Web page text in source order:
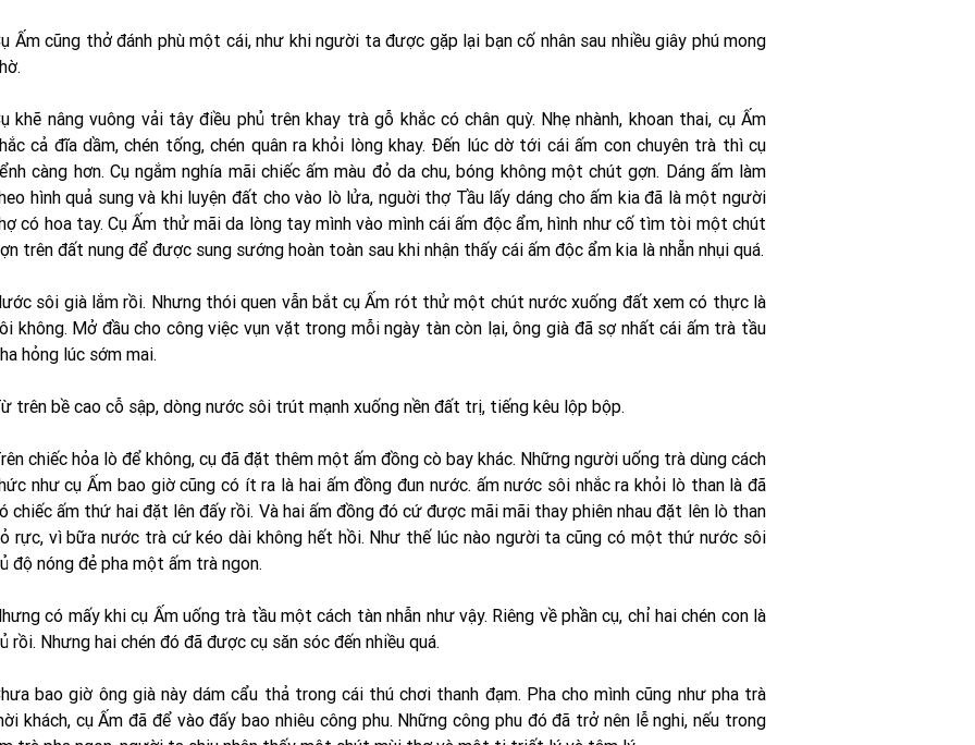
Ấm cũng thở đánh phù một cái, như khi người ta được gặp lại bạn cố nhân sau nhiều giây phú mong
khẽ nâng vuông vải tây điều phủ trên khay trà gỗ khắc có chân quỳ. Nhẹ nhành, khoan thai, cụ Ấm
cả đĩa dầm, chén tống, chén quân ra khỏi lòng khay. Ðến lúc dờ tới cái ấm con chuyên trà thì cụ
càng hơn. Cụ ngắm nghía mãi chiếc ấm màu đỏ da chu, bóng không một chút gợn. Dáng ấm làm
hình quả sung và khi luyện đất cho vào lò lửa, nguời thợ Tầu lấy dáng cho ấm kia đã là một người
có hoa tay. Cụ Ấm thử mãi da lòng tay mình vào mình cái ấm độc ẩm, hình như cố tìm tòi một chút
trên đất nung để được sung sướng hoàn toàn sau khi nhận thấy cái ấm độc ẩm kia là nhẵn nhụi quá.
sôi già lắm rồi. Nhưng thói quen vẫn bắt cụ Ấm rót thử một chút nước xuống đất xem có thực là
không. Mở đầu cho công việc vụn vặt trong mỗi ngày tàn còn lại, ông già đã sợ nhất cái ấm trà tầu
hỏng lúc sớm mai.
trên bề cao cỗ sập, dòng nước sôi trút mạnh xuống nền đất trị, tiếng kêu lộp bộp.
chiếc hỏa lò để không, cụ đã đặt thêm một ấm đồng cò bay khác. Những người uống trà dùng cách
như cụ Ấm bao giờ cũng có ít ra là hai ấm đồng đun nước. ấm nước sôi nhắc ra khỏi lò than là đã
chiếc ấm thứ hai đặt lên đấy rồi. Và hai ấm đồng đó cứ được mãi mãi thay phiên nhau đặt lên lò than
rực, vì bữa nước trà cứ kéo dài không hết hồi. Như thế lúc nào người ta cũng có một thứ nước sôi
độ nóng đẻ pha một ấm trà ngon.
có mấy khi cụ Ấm uống trà tầu một cách tàn nhẫn như vậy. Riêng về phần cụ, chỉ hai chén con là
rồi. Nhưng hai chén đó đã được cụ săn sóc đến nhiều quá.
bao giờ ông già này dám cẩu thả trong cái thú chơi thanh đạm. Pha cho mình cũng như pha trà
khách, cụ Ấm đã để vào đấy bao nhiêu công phu. Những công phu đó đã trở nên lễ nghi, nếu trong